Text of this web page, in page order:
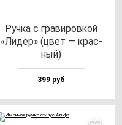
Руч­ка с гра­ви­ров­кой
«Лидер» (цвет — крас­
ный)
399 руб